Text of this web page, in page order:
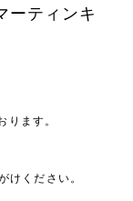
ーティンキ
ます。
けください。